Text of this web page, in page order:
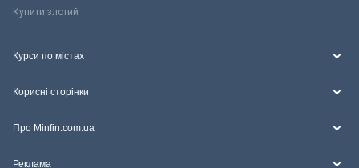
Купити злотий
Курси по містах
Корисні сторінки
Про Minfin.com.ua
Реклама